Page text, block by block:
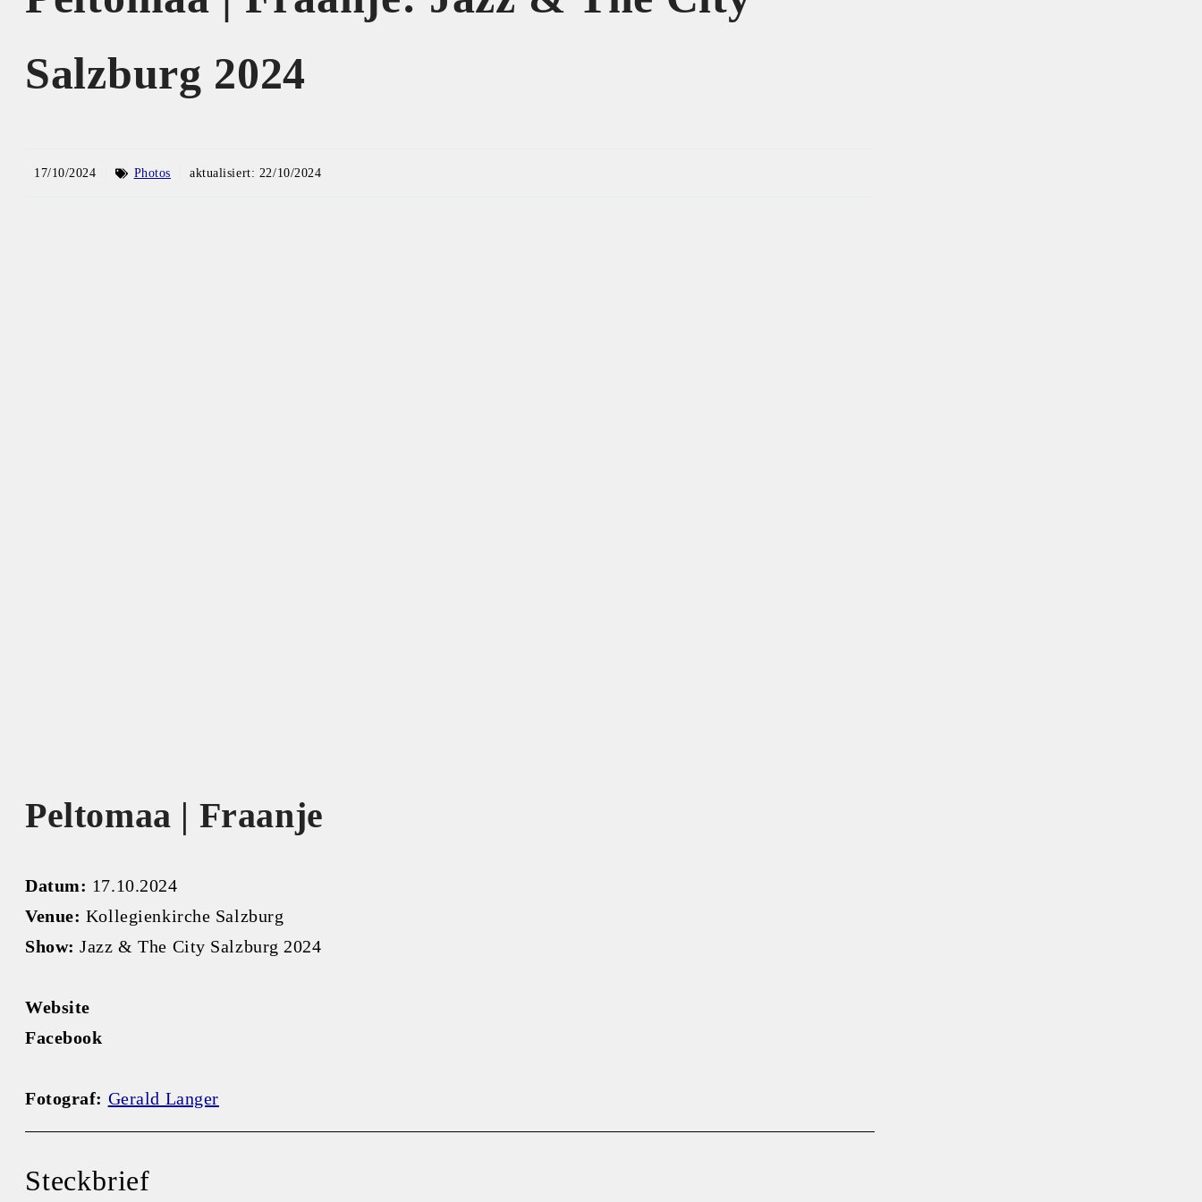
Salzburg 2024
17/10/2024 Photos aktualisiert: 22/10/2024
Peltomaa | Fraanje
Datum: 17.10.2024
Venue: Kollegienkirche Salzburg
Show: Jazz & The City Salzburg 2024
Website
Facebook
Fotograf: Gerald Langer
Steckbrief